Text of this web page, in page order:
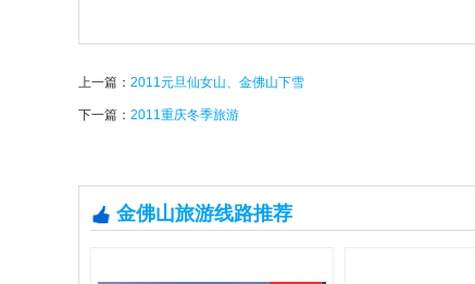
上一篇： 2011元旦仙女山、金佛山下雪
下一篇： 2011重庆冬季旅游
金佛山旅游线路推荐